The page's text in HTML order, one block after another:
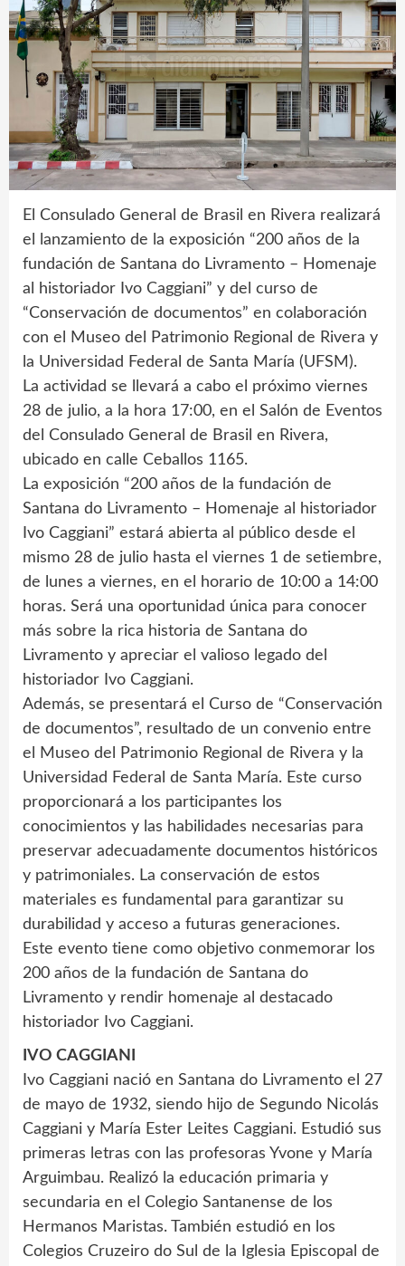
El Consulado General de Brasil en Rivera realizará
el lanzamiento de la exposición “200 años de la
fundación de Santana do Livramento – Homenaje
al historiador Ivo Caggiani” y del curso de
“Conservación de documentos” en colaboración
con el Museo del Patrimonio Regional de Rivera y
la Universidad Federal de Santa María (UFSM).
La actividad se llevará a cabo el próximo viernes
28 de julio, a la hora 17:00, en el Salón de Eventos
del Consulado General de Brasil en Rivera,
ubicado en calle Ceballos 1165.
La exposición “200 años de la fundación de
Santana do Livramento – Homenaje al historiador
Ivo Caggiani” estará abierta al público desde el
mismo 28 de julio hasta el viernes 1 de setiembre,
de lunes a viernes, en el horario de 10:00 a 14:00
horas. Será una oportunidad única para conocer
más sobre la rica historia de Santana do
Livramento y apreciar el valioso legado del
historiador Ivo Caggiani.
Además, se presentará el Curso de “Conservación
de documentos”, resultado de un convenio entre
el Museo del Patrimonio Regional de Rivera y la
Universidad Federal de Santa María. Este curso
proporcionará a los participantes los
conocimientos y las habilidades necesarias para
preservar adecuadamente documentos históricos
y patrimoniales. La conservación de estos
materiales es fundamental para garantizar su
durabilidad y acceso a futuras generaciones.
Este evento tiene como objetivo conmemorar los
200 años de la fundación de Santana do
Livramento y rendir homenaje al destacado
historiador Ivo Caggiani.
IVO CAGGIANI
Ivo Caggiani nació en Santana do Livramento el 27
de mayo de 1932, siendo hijo de Segundo Nicolás
Caggiani y María Ester Leites Caggiani. Estudió sus
primeras letras con las profesoras Yvone y María
Arguimbau. Realizó la educación primaria y
secundaria en el Colegio Santanense de los
Hermanos Maristas. También estudió en los
Colegios Cruzeiro do Sul de la Iglesia Episcopal de